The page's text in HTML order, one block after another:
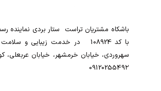
باشکاه مشتریان تراست ‌ ‌ستار بردی نماینده
با کد 108924 ‌ ‌ در خدمت زیبایی و
0912025549۲